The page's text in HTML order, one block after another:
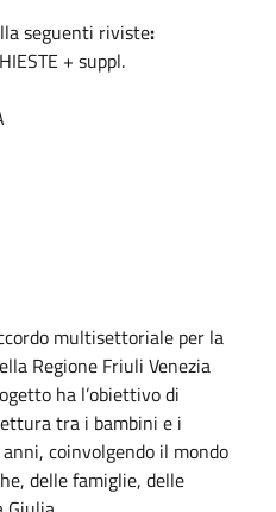
seguenti riviste:
+ suppl.
multisettoriale per la
Regione Friuli Venezia
ha l’obiettivo di
tra i bambini e i
coinvolgendo il mondo
delle famiglie, delle